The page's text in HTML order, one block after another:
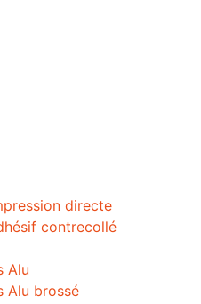
directe
contrecollé
Alu
Alu brossé